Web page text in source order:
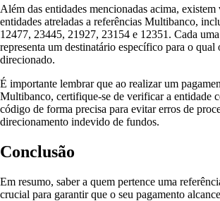
Além das entidades mencionadas acima, existem
entidades atreladas a referências Multibanco,
12477, 23445, 21927, 23154 e 12351. Cada uma
representa um destinatário específico para o qual
direcionado.
É importante lembrar que ao realizar um
Multibanco, certifique-se de verificar a entidade
código de forma precisa para evitar erros de
direcionamento indevido de fundos.
Conclusão
Em resumo, saber a quem pertence uma
crucial para garantir que o seu pagamento